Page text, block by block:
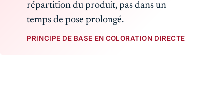
répartition du produit, pas dans un
temps de pose prolongé.
PRINCIPE DE BASE EN COLORATION DIRECTE